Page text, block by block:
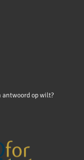
antwoord op wilt?